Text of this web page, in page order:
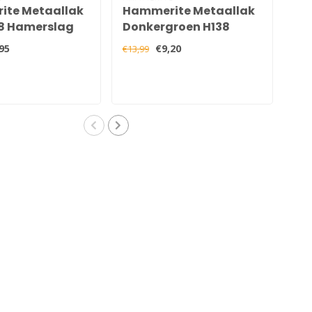
Metaallak
Hamerslag
Hammerite Metaallak
Donkergroen H138
Hamerslag 250 ml
€13,99 €9,20